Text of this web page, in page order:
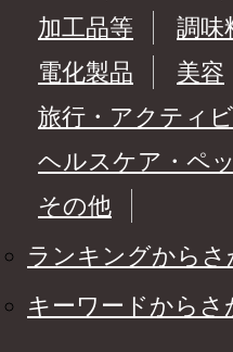
加工品等
調味
電化製品
美容
旅行・アクティ
ヘルスケア・ペ
その他
ランキングからさ
キーワードからさ